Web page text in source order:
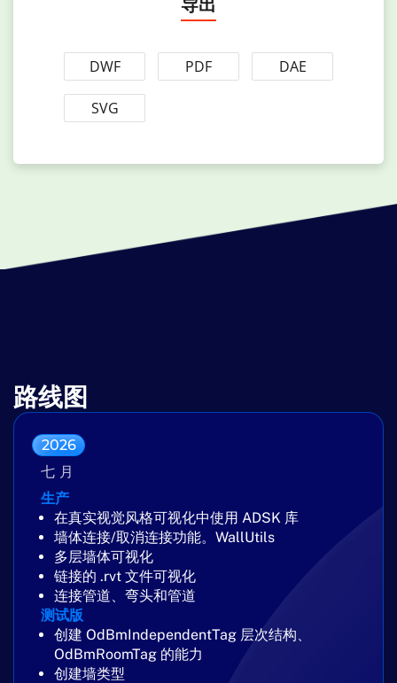
导出
DWF PDF DAE
SVG
路线图
2026
七月
生产
在真实视觉风格可视化中使用 ADSK 库
墙体连接/取消连接功能。WallUtils
多层墙体可视化
链接的 .rvt 文件可视化
连接管道、弯头和管道
测试版
创建 OdBmIndependentTag 层次结构、
OdBmRoomTag 的能力
创建墙类型